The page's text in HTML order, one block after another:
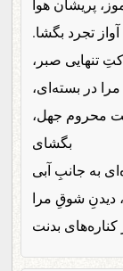
پریشان هوا
تجرد بگشا.
تنهایی صبر،
مرا در بسته‌ای،
محروم جهل،
بگشای
به جانبِ آبی
دیدنِ شوقِ مرا
کناره‌های بدنت